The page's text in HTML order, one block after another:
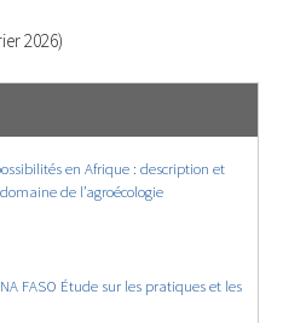
2026)
en Afrique : description et
de l’agroécologie
FASO Étude sur les pratiques et les